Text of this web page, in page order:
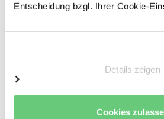
Entscheidung bzgl. Ihrer Cookie-
Details zeigen
Cookies
außergewöhnliche Stabilität
Schnelle Fachbodenmontage
Fachbodenträger